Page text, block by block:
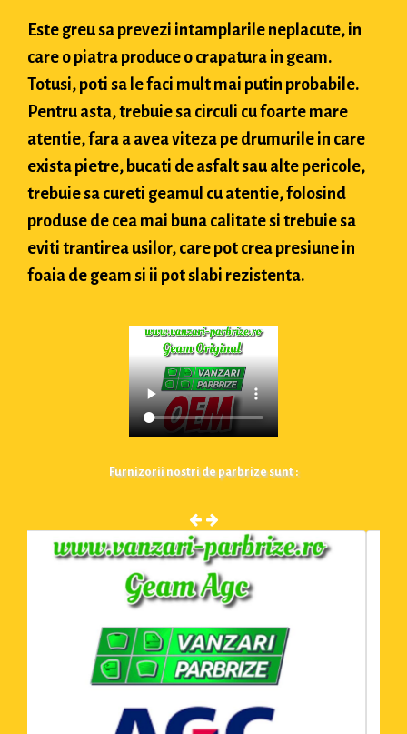
Este greu sa prevezi intamplarile neplacute, in
care o piatra produce o crapatura in geam.
Totusi, poti sa le faci mult mai putin probabile.
Pentru asta, trebuie sa circuli cu foarte mare
atentie, fara a avea viteza pe drumurile in care
exista pietre, bucati de asfalt sau alte pericole,
trebuie sa cureti geamul cu atentie, folosind
produse de cea mai buna calitate si trebuie sa
eviti trantirea usilor, care pot crea presiune in
foaia de geam si ii pot slabi rezistenta.
Furnizorii nostri de parbrize sunt :